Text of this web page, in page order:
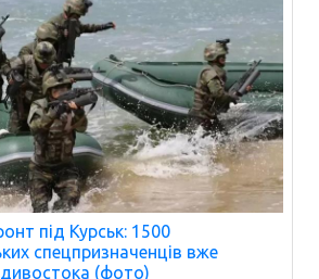
під Курськ: 1500
спецпризначенців вже
(фото)